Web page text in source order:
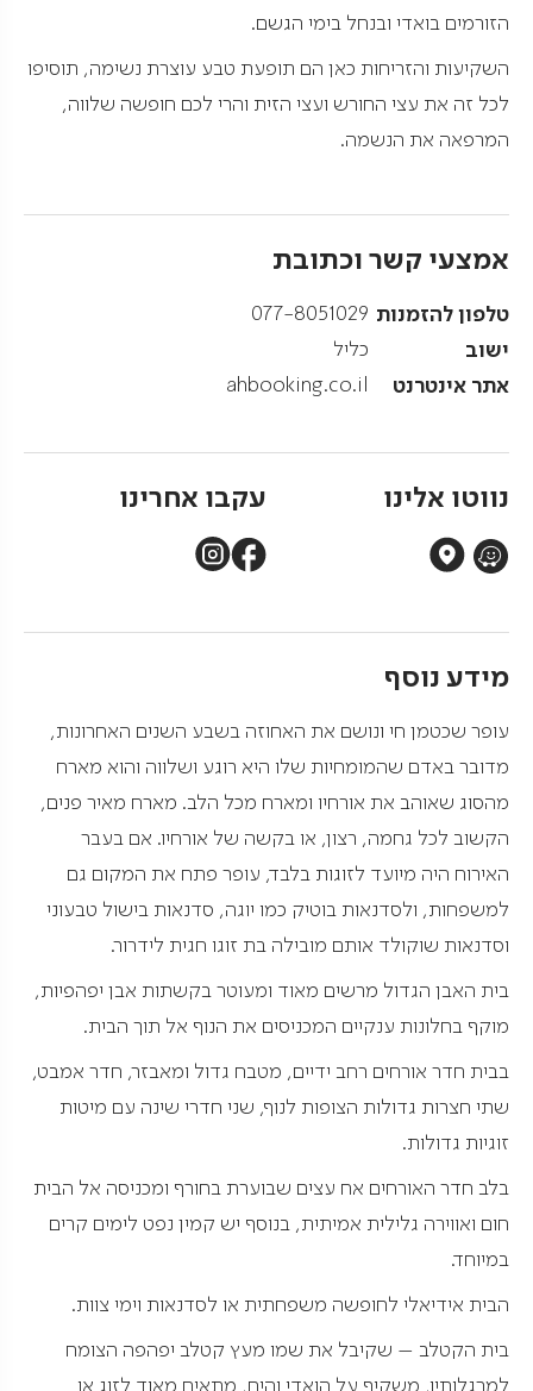
הזורמים בואדי ובנחל בימי הגשם.
השקיעות והזריחות כאן הם תופעת טבע עוצרת נשימה, תוסיפו
לכל זה את עצי החורש ועצי הזית והרי לכם חופשה שלווה,
המרפאה את הנשמה.
אמצעי קשר וכתובת
טלפון להזמנות 077-8051029
ישוב כליל
אתר אינטרנט ahbooking.co.il
נווטו אלינו עקבו אחרינו
מידע נוסף
עופר שכטמן חי ונושם את האחוזה בשבע השנים האחרונות,
מדובר באדם שהמומחיות שלו היא רוגע ושלווה והוא מארח
מהסוג שאוהב את אורחיו ומארח מכל הלב. מארח מאיר פנים,
הקשוב לכל גחמה, רצון, או בקשה של אורחיו. אם בעבר
האירוח היה מיועד לזוגות בלבד, עופר פתח את המקום גם
למשפחות, ולסדנאות בוטיק כמו יוגה, סדנאות בישול טבעוני
וסדנאות שוקולד אותם מובילה בת זוגו חגית לידרור.
בית האבן הגדול מרשים מאוד ומעוטר בקשתות אבן יפהפיות,
מוקף בחלונות ענקיים המכניסים את הנוף אל תוך הבית.
בבית חדר אורחים רחב ידיים, מטבח גדול ומאבזר, חדר אמבט,
שתי חצרות גדולות הצופות לנוף, שני חדרי שינה עם מיטות
זוגיות גדולות.
בלב חדר האורחים אח עצים שבוערת בחורף ומכניסה אל הבית
חום ואווירה גלילית אמיתית, בנוסף יש קמין נפט לימים קרים
במיוחד.
הבית אידיאלי לחופשה משפחתית או לסדנאות וימי צוות.
בית הקטלב – שקיבל את שמו מעץ קטלב יפהפה הצומח